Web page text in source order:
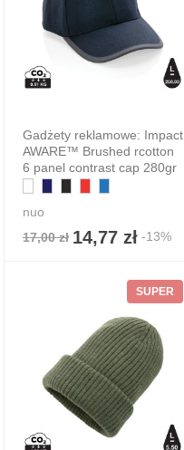
Gadżety reklamowe: Impact
AWARE™ Brushed rcotton
6 panel contrast cap 280gr
nuo
17,00 zł 14,77 zł -13%
SUPER